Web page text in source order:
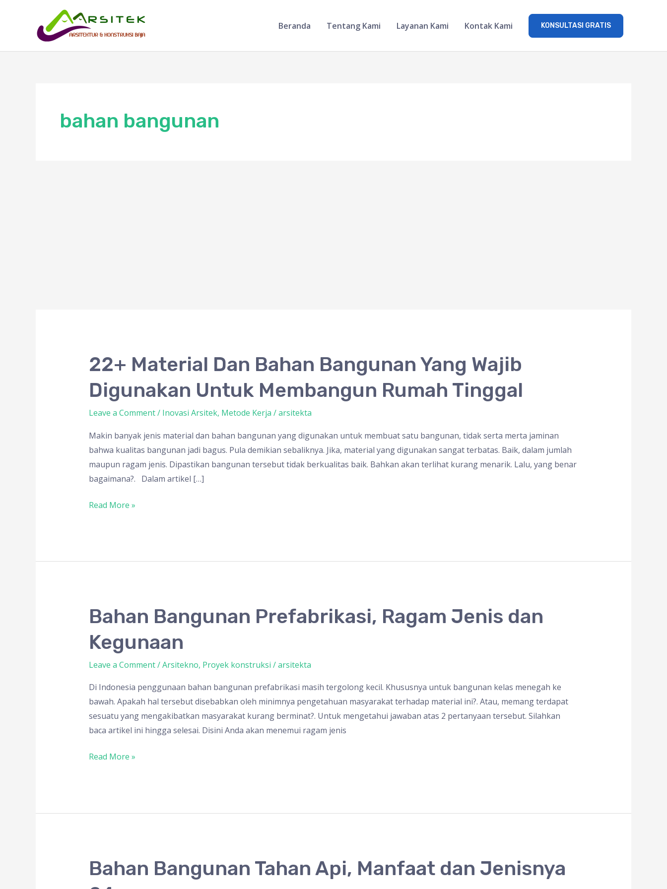
Beranda Tentang Kami Layanan Kami Kontak Kami KONSULTASI GRATIS
bahan bangunan
22+ Material Dan Bahan Bangunan Yang Wajib
Digunakan Untuk Membangun Rumah Tinggal
Leave a Comment/ Inovasi Arsitek, Metode Kerja /arsitekta
Makin banyak jenis material dan bahan bangunan yang digunakan untuk membuat satu bangunan, tidak serta merta jaminan
bahwa kualitas bangunan jadi bagus. Pula demikian sebaliknya. Jika, material yang digunakan sangat terbatas. Baik, dalam jumlah
maupun ragam jenis. Dipastikan bangunan tersebut tidak berkualitas baik. Bahkan akan terlihat kurang menarik. Lalu, yang benar
bagaimana?. Dalam artikel […]
22+
Material
Dan
Bahan
Bangunan
Yang
Wajib
Untuk
Rumah
Read More »
Bahan Bangunan Prefabrikasi, Ragam Jenis dan
Kegunaan
Leave a Comment/Arsitekno, Proyek konstruksi /arsitekta
Di Indonesia penggunaan bahan bangunan prefabrikasi masih tergolong kecil. Khususnya untuk bangunan kelas menegah ke
bawah. Apakah hal tersebut disebabkan oleh minimnya pengetahuan masyarakat terhadap material ini?. Atau, memang terdapat
sesuatu yang mengakibatkan masyarakat kurang berminat?. Untuk mengetahui jawaban atas 2 pertanyaan tersebut. Silahkan
baca artikel ini hingga selesai. Disini Anda akan menemui ragam jenis
Bahan
Bangunan
Prefabrikasi,
Ragam
Jenis
dan
Kegunaan
Read More »
Bahan Bangunan Tahan Api, Manfaat dan Jenisnya
Bahan
Bangunan